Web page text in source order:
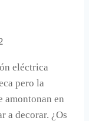
eléctrica
pero la
amontonan en
a decorar. ¿Os